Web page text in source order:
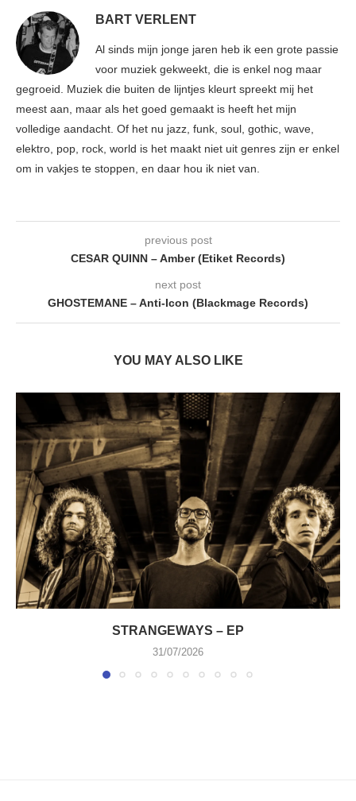
BART VERLENT
Al sinds mijn jonge jaren heb ik een grote passie
voor muziek gekweekt, die is enkel nog maar
gegroeid. Muziek die buiten de lijntjes kleurt spreekt mij het
meest aan, maar als het goed gemaakt is heeft het mijn
volledige aandacht. Of het nu jazz, funk, soul, gothic, wave,
elektro, pop, rock, world is het maakt niet uit genres zijn er enkel
om in vakjes te stoppen, en daar hou ik niet van.
previous post
CESAR QUINN – Amber (Etiket Records)
next post
GHOSTEMANE – Anti-Icon (Blackmage Records)
YOU MAY ALSO LIKE
STRANGEWAYS – EP
31/07/2026